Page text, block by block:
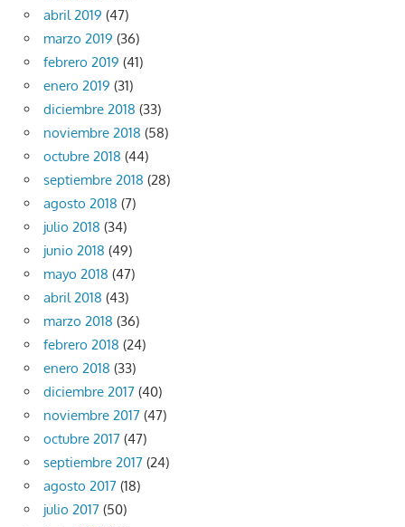
abril 2019 (47)
marzo 2019 (36)
febrero 2019 (41)
enero 2019 (31)
diciembre 2018 (33)
noviembre 2018 (58)
octubre 2018 (44)
septiembre 2018 (28)
agosto 2018 (7)
julio 2018 (34)
junio 2018 (49)
mayo 2018 (47)
abril 2018 (43)
marzo 2018 (36)
febrero 2018 (24)
enero 2018 (33)
diciembre 2017 (40)
noviembre 2017 (47)
octubre 2017 (47)
septiembre 2017 (24)
agosto 2017 (18)
julio 2017 (50)